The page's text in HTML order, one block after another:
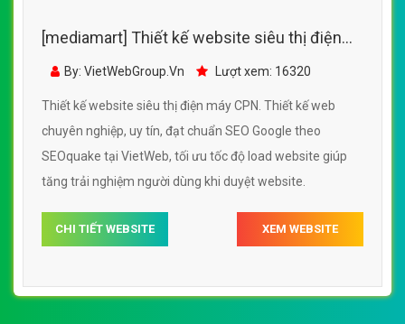
[mediamart] Thiết kế website siêu thị điện
máy CPN đẹp, chuyên nghiệp chuẩn SEO
By: VietWebGroup.Vn Lượt xem: 16320
Thiết kế website siêu thị điện máy CPN. Thiết kế web
chuyên nghiệp, uy tín, đạt chuẩn SEO Google theo
SEOquake tại VietWeb, tối ưu tốc độ load website giúp
tăng trải nghiệm người dùng khi duyệt website.
CHI TIẾT WEBSITE XEM WEBSITE